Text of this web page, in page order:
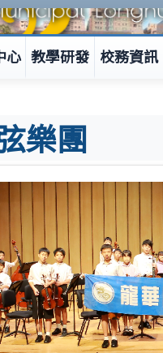
心 教學研發 校務資訊
樂團